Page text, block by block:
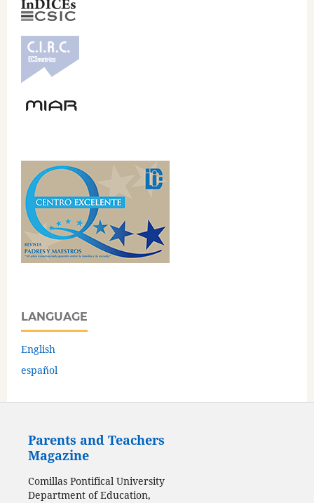
LANGUAGE
English
español
Parents and Teachers
Magazine
Comillas Pontifical University
Department of Education,